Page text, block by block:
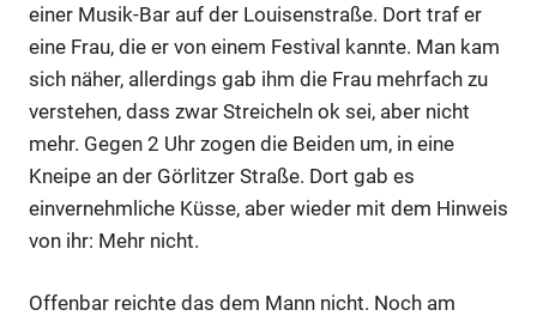
einer Musik-Bar auf der Louisenstraße. Dort traf er
eine Frau, die er von einem Festival kannte. Man kam
sich näher, allerdings gab ihm die Frau mehrfach zu
verstehen, dass zwar Streicheln ok sei, aber nicht
mehr. Gegen 2 Uhr zogen die Beiden um, in eine
Kneipe an der Görlitzer Straße. Dort gab es
einvernehmliche Küsse, aber wieder mit dem Hinweis
von ihr: Mehr nicht.
Offenbar reichte das dem Mann nicht. Noch am